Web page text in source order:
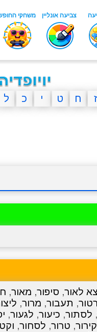
ז ח ט י כ ל
לאור, סיפור, מאור,
, תעבור, מרור,
, לסתור, כיעור, לגעור,
קירור, טרור, לסחור,